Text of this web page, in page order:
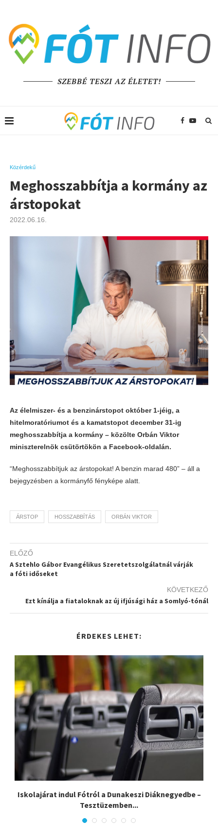
SZEBBÉ TESZI AZ ÉLETET!
Közérdekű
Meghosszabbítja a kormány az
árstopokat
2022.06.16.
Az élelmiszer- és a benzinárstopot október 1-jéig, a
hitelmoratóriumot és a kamatstopot december 31-ig
meghosszabbítja a kormány – közölte Orbán Viktor
miniszterelnök csütörtökön a Facebook-oldalán.
“Meghosszabbítjuk az árstopokat! A benzin marad 480” – áll a
bejegyzésben a kormányfő fényképe alatt.
ÁRSTOP HOSSZABBÍTÁS ORBÁN VIKTOR
ELŐZŐ
A Sztehlo Gábor Evangélikus Szeretetszolgálatnál várják
a fóti időseket
KÖVETKEZŐ
Ezt kínálja a fiataloknak az új ifjúsági ház a Somlyó-tónál
ÉRDEKES LEHET:
Iskolajárat indul Fótról a Dunakeszi Diáknegyedbe –
Tesztüzemben...